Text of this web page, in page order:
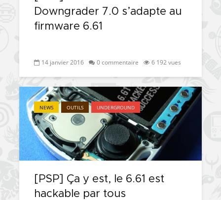
Downgrader 7.0 s’adapte au
firmware 6.61
14 janvier 2016 0 commentaire 6 192 vues
NEWS OUTILS UNDERGROUND
[PSP] Ça y est, le 6.61 est
hackable par tous